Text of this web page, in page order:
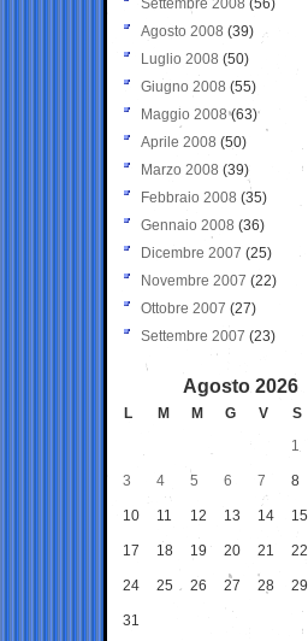
Settembre 2008 (56)
Agosto 2008 (39)
Luglio 2008 (50)
Giugno 2008 (55)
Maggio 2008(63)
Aprile 2008 (50)
Marzo 2008 (39)
Febbraio 2008 (35)
Gennaio 2008 (36)
Dicembre 2007 (25)
Novembre 2007 (22)
Ottobre 2007 (27)
Settembre 2007 (23)
Agosto 2026
L M M G V S
1
3 4 5 6 7 8
10 11 12 13 14 15
17 18 19 20 21 22
24 25 26 27 28 29
31